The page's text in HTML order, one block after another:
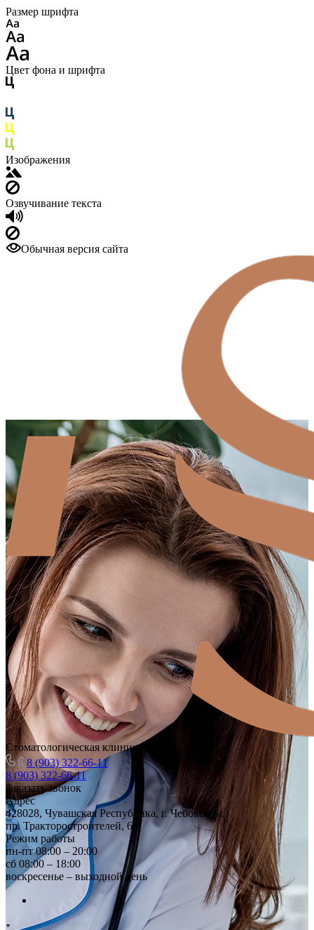
Размер шрифта
Цвет фона и шрифта
Изображения
Озвучивание текста
Обычная версия сайта
Стоматологическая клиника
8 (903) 322-66-11
8 (903) 322-66-11
Заказать звонок
Адрес
428028, Чувашская Республика, г. Чебоксары,
пр. Тракторостроителей, 64
Режим работы
пн-пт 08:00 – 20:00
сб 08:00 – 18:00
воскресенье – выходной день